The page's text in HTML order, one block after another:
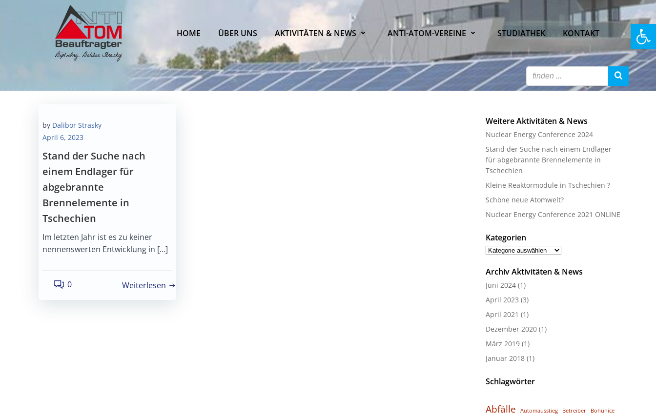
HOME ÜBER UNS AKTIVITÄTEN & NEWS ANTI-ATOM-VEREINE STUDIATHEK KONTAKT
by Dalibor Strasky
April 6, 2023
Stand der Suche nach
einem Endlager für
abgebrannte
Brennelemente in
Tschechien
Im letzten Jahr ist es zu keiner
nennenswerten Entwicklung in […]
0 Weiterlesen
Weitere Aktivitäten & News
Nuclear Energy Conference 2024
Stand der Suche nach einem Endlager
für abgebrannte Brennelemente in
Tschechien
Kleine Reaktormodule in Tschechien ?
Schöne neue Atomwelt?
Nuclear Energy Conference 2021 ONLINE
Kategorien
Kategorien
Archiv Aktivitäten & News
Juni 2024 (1)
April 2023 (3)
April 2021 (1)
Dezember 2020 (1)
März 2019 (1)
Januar 2018 (1)
Schlagwörter
Abfälle Automausstieg Betreiber Bohunice